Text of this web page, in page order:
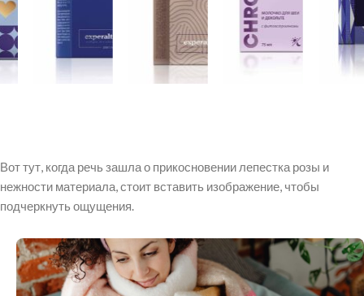
Вот тут, когда речь зашла о прикосновении лепестка розы и
нежности материала, стоит вставить изображение, чтобы
подчеркнуть ощущения.